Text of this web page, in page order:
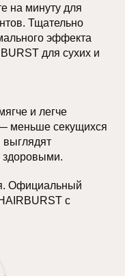
на минуту для
Тщательно
эффекта
для сухих и
и легче
меньше секущихся
здоровыми.
Официальный
с